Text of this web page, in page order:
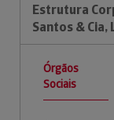
Estrutura
Santos & Cia,
Órgãos
Sociais